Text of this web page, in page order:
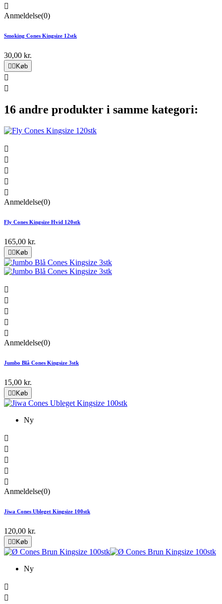

Anmeldelse(0)
Smoking Cones Kingsize 12stk
30,00 kr.
Køb


16 andre produkter i samme kategori:





Anmeldelse(0)
Fly Cones Kingsize Hvid 120stk
165,00 kr.
  Køb





Anmeldelse(0)
Jumbo Blå Cones Kingsize 3stk
15,00 kr.
  Køb
Ny





Anmeldelse(0)
Jiwa Cones Ubleget Kingsize 100stk
120,00 kr.
  Køb
Ny

